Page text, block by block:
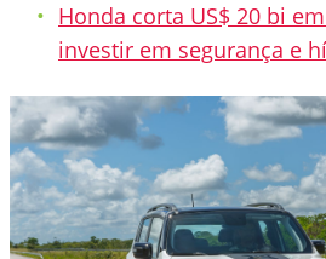
Honda corta US$ 20 bi
investir em segurança e